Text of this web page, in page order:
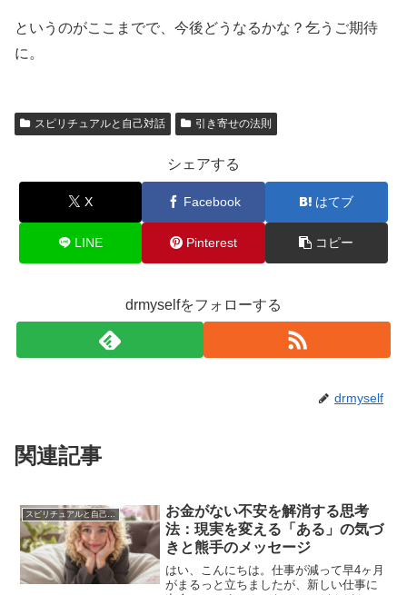
というのがここまでで、今後どうなるかな？乞うご期待
に。
スピリチュアルと自己対話 引き寄せの法則
シェアする
X Facebook はてブ
LINE Pinterest コピー
drmyselfをフォローする
drmyself
関連記事
スピリチュアルと自己対話
お金がない不安を解消する思考
法：現実を変える「ある」の気づ
きと熊手のメッセージ
はい、こんにちは。仕事が減って早4ヶ月
がまるっと立ちましたが、新しい仕事に